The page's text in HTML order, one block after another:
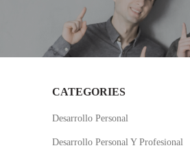
CATEGORIES
Desarrollo Personal
Desarrollo Personal Y Profesional